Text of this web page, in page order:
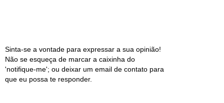
Sinta-se a vontade para expressar a sua opinião!
Não se esqueça de marcar a caixinha do
'notifique-me'; ou deixar um email de contato para
que eu possa te responder.